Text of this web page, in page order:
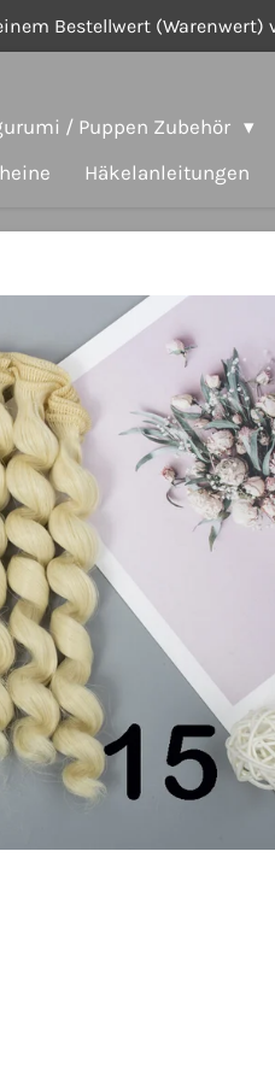
Bestellwert (Warenwert)
/ Puppen Zubehör
Häkelanleitungen